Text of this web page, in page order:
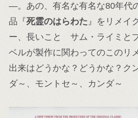
―。あの、有名な有名な80年代
品『死霊のはらわた 』をリメイ
ー、長いこと サム・ライミと
ベルが製作に関わってのこのリ
出来はどうかな？どうかな？ク
ダ～、モントセ～、カンダ～